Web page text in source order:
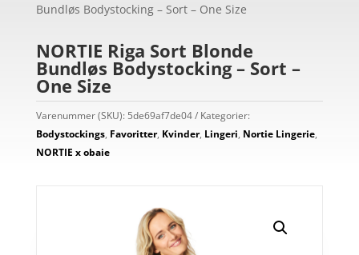
Bundløs Bodystocking – Sort – One Size
NORTIE Riga Sort Blonde
Bundløs Bodystocking – Sort –
One Size
Varenummer (SKU): 5de69af7de04
Kategorier:
Bodystockings, Favoritter, Kvinder, Lingeri, Nortie Lingerie,
NORTIE x obaie